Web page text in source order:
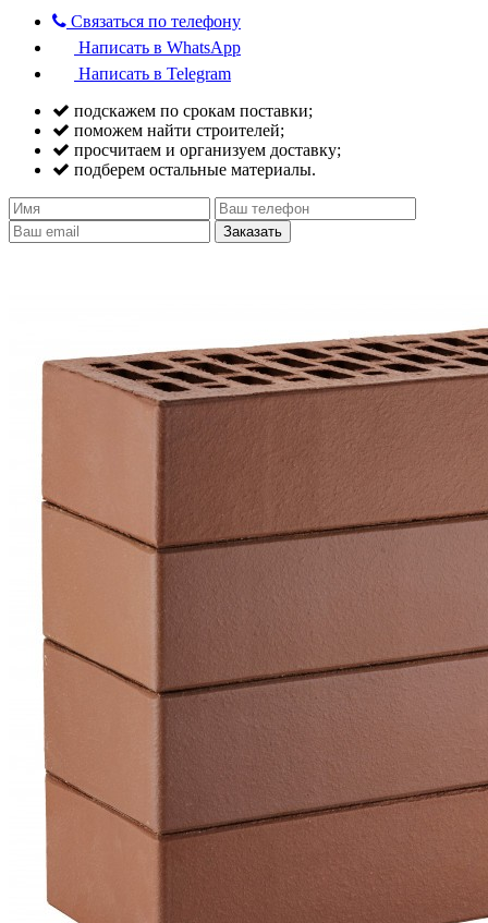
Связаться по телефону
Написать в WhatsApp
Написать в Telegram
подскажем по срокам поставки;
поможем найти строителей;
просчитаем и организуем доставку;
подберем остальные материалы.
Заказать